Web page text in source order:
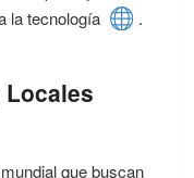
la tecnología
.
que buscan